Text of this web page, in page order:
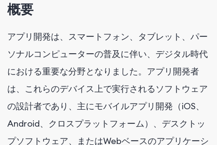
概要
アプリ開発は、スマートフォン、タブレット、パー
ソナルコンピューターの普及に伴い、デジタル時代
における重要な分野となりました。アプリ開発者
は、これらのデバイス上で実行されるソフトウェア
の設計者であり、主にモバイルアプリ開発（iOS、
Android、クロスプラットフォーム）、デスクトッ
プソフトウェア、またはWebベースのアプリケーシ